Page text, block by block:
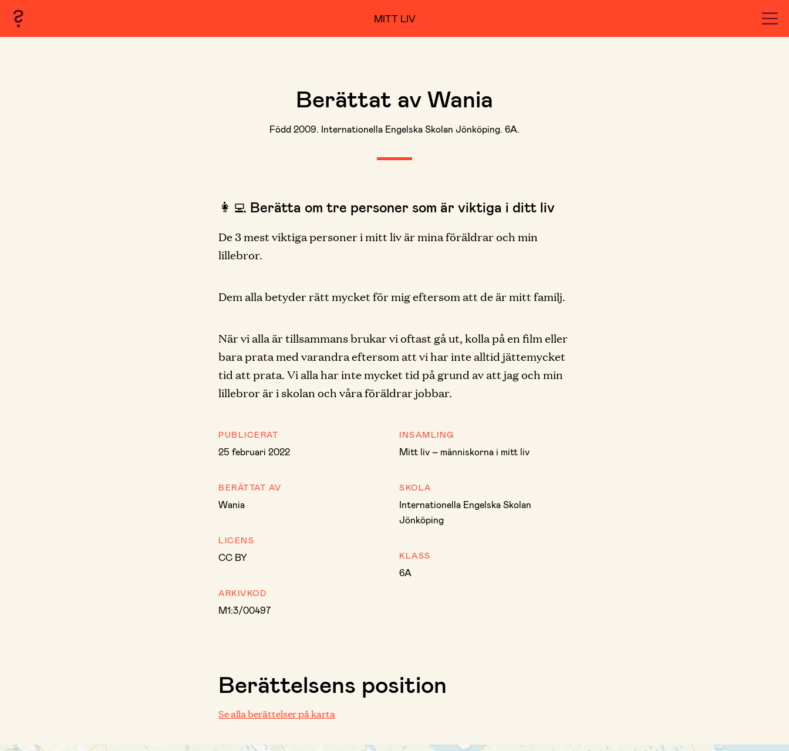
MITT LIV
Berättat av Wania
Född 2009. Internationella Engelska Skolan Jönköping. 6A.
👩‍💻 Berätta om tre personer som är viktiga i ditt liv
De 3 mest viktiga personer i mitt liv är mina föräldrar och min
lillebror.
Dem alla betyder rätt mycket för mig eftersom att de är mitt familj.
När vi alla är tillsammans brukar vi oftast gå ut, kolla på en film eller
bara prata med varandra eftersom att vi har inte alltid jättemycket
tid att prata. Vi alla har inte mycket tid på grund av att jag och min
lillebror är i skolan och våra föräldrar jobbar.
PUBLICERAT
25 februari 2022
BERÄTTAT AV
Wania
LICENS
CC BY
ARKIVKOD
M1:3/00497
INSAMLING
Mitt liv – människorna i mitt liv
SKOLA
Internationella Engelska Skolan
Jönköping
KLASS
6A
Berättelsens position
Se alla berättelser på karta